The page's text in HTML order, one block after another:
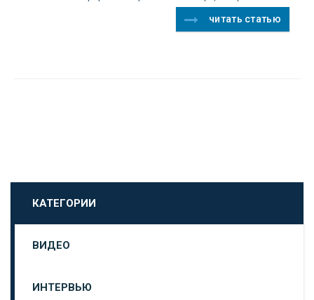
читать статью
КАТЕГОРИИ
ВИДЕО
ИНТЕРВЬЮ